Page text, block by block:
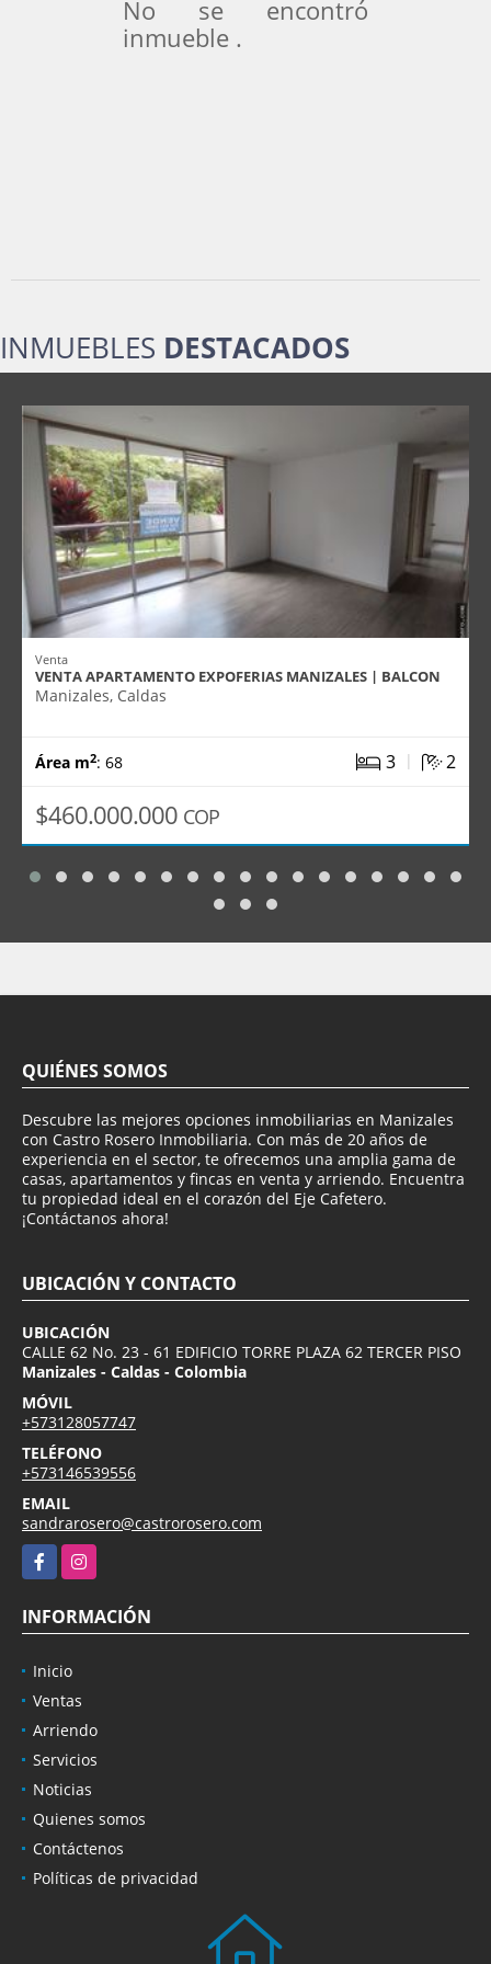
No se encontró
inmueble .
INMUEBLES DESTACADOS
Venta
VENTA APARTAMENTO EXPOFERIAS MANIZALES | BALCON
Manizales, Caldas
Área m2: 68 3 | 2
$460.000.000 COP
QUIÉNES SOMOS
Descubre las mejores opciones inmobiliarias en Manizales
con Castro Rosero Inmobiliaria. Con más de 20 años de
experiencia en el sector, te ofrecemos una amplia gama de
casas, apartamentos y fincas en venta y arriendo. Encuentra
tu propiedad ideal en el corazón del Eje Cafetero.
¡Contáctanos ahora!
UBICACIÓN Y CONTACTO
UBICACIÓN
CALLE 62 No. 23 - 61 EDIFICIO TORRE PLAZA 62 TERCER PISO
Manizales - Caldas - Colombia
MÓVIL
+573128057747
TELÉFONO
+573146539556
EMAIL
sandrarosero@castrorosero.com
FacebookInstagram
INFORMACIÓN
Inicio
Ventas
Arriendo
Servicios
Noticias
Quienes somos
Contáctenos
Políticas de privacidad